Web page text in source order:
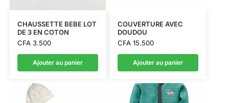
CHAUSSETTE BEBE LOT
DE 3 EN COTON
CFA3.500
Ajouter au panier
COUVERTURE AVEC
DOUDOU
CFA15.500
Ajouter au panier